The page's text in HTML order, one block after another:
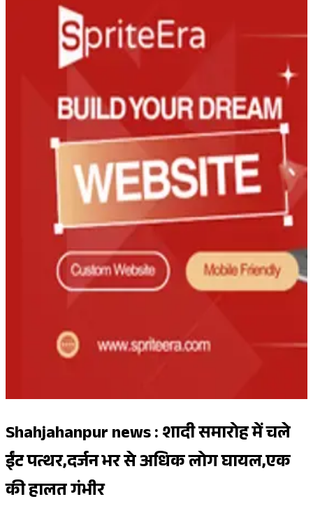
Shahjahanpur news : शादी समारोह में चले
ईंट पत्थर,दर्जन भर से अधिक लोग घायल,एक
की हालत गंभीर